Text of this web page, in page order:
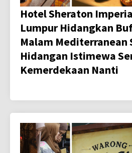
Hotel Sheraton
Lumpur Hidangkan
Malam Mediterranean
Hidangan Istimewa
Kemerdekaan Nanti